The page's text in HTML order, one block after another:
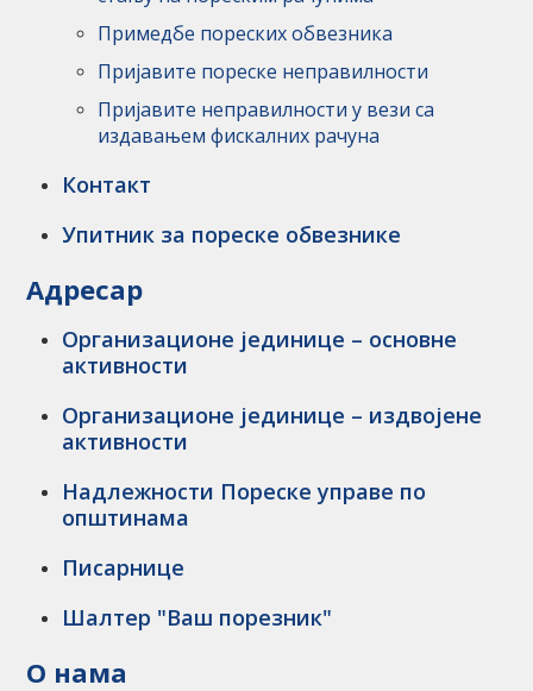
Примедбе пореских обвезника
Пријавите пореске неправилности
Пријавите неправилности у вези са
издавањем фискалних рачуна
Контакт
Упитник за пореске обвезнике
Адресар
Организационе јединице – основне
активности
Организационе јединице – издвојене
активности
Надлежности Пореске управе по
општинама
Писарнице
Шалтер "Ваш порезник"
О нама